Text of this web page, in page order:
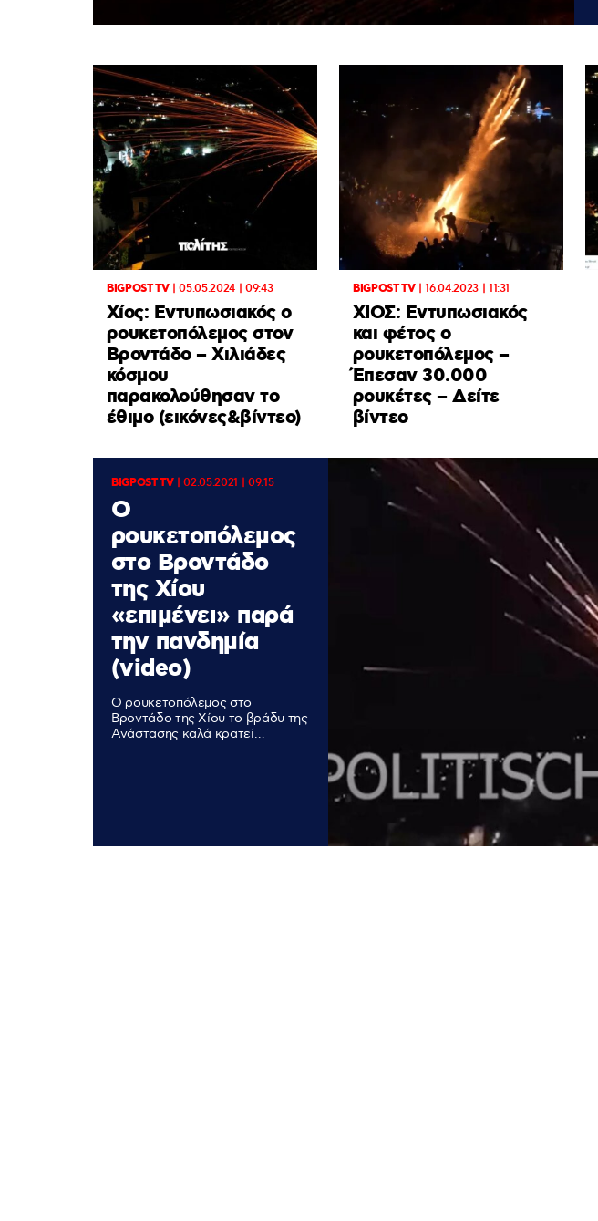
BIGPOST TV|05.05.2024 | 09:43
Χίος: Εντυπωσιακός ο
ρουκετοπόλεμος στον
Βροντάδο – Χιλιάδες
κόσμου
παρακολούθησαν το
έθιμο (εικόνες&βίντεο)
BIGPOST TV|16.04.2023 | 11:31
ΧΙΟΣ: Εντυπωσιακός
και φέτος ο
ρουκετοπόλεμος –
Έπεσαν 30.000
ρουκέτες – Δείτε
βίντεο
BIGPOST TV|02.05.2021 | 09:15
Ο
ρουκετοπόλεμος
στο Βροντάδο
της Χίου
«επιμένει» παρά
την πανδημία
(video)
Ο ρουκετοπόλεμος στο
Βροντάδο της Χίου το βράδυ της
Ανάστασης καλά κρατεί…